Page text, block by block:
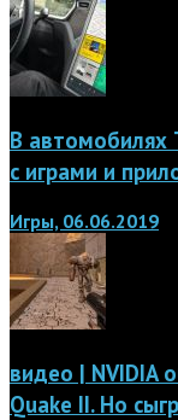
В автомобилях
с играми и
Игры, 06.06.2019
видео | NVIDIA
Quake II. Но